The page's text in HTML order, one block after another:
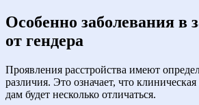
Особенно заболевания в
от гендера
Проявления расстройства имеют
различия. Это означает, что
дам будет несколько отличаться.